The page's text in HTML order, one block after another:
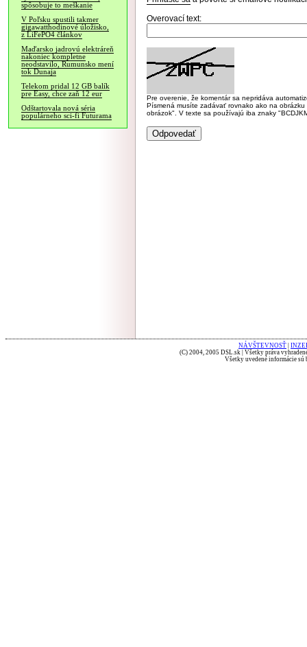
spôsobuje to meškanie
V Poľsku spustili takmer
gigawatthodinové úložisko,
z LiFePO4 článkov
Maďarsko jadrovú elektráreň
nakoniec kompletne
neodstavilo, Rumunsko mení
tok Dunaja
Telekom pridal 12 GB balík
pre Easy, chce zaň 12 eur
Odštartovala nová séria
populárneho sci-fi Futurama
Overovací text:
Pre overenie, že komentár sa nepridáva
Písmená musíte zadávať rovnako ako na
obrázok". V texte sa používajú iba znaky
NÁVŠTEVNOSŤ
(C) 2004, 2005 DSL.sk | Všetky práva
Všetky uvedené informácie sú